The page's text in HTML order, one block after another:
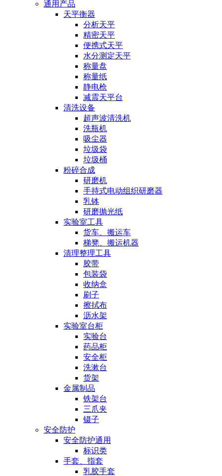
通用产品
天平衡器
分析天平
精密天平
便携式天平
水分测定天平
称量盘
称量纸
静电枪
减震天平台
清洗设备
超声波清洗机
洗瓶机
吸尘器
垃圾袋
垃圾桶
粉碎合成
研磨机
手持式电动组织研磨器
乳钵
研磨抛光纸
实验室工具
货车、搬运车
梯凳、搬运机器
清理整理工具
胶带
包装袋
收纳盒
刷子
擦拭布
沥水架
实验室台柜
实验台
药品柜
安全柜
洗漱台
货架
金属制品
铁架台
三爪夹
镊子
安全防护
安全防护通用
标识类
手套、指套
乳胶手套